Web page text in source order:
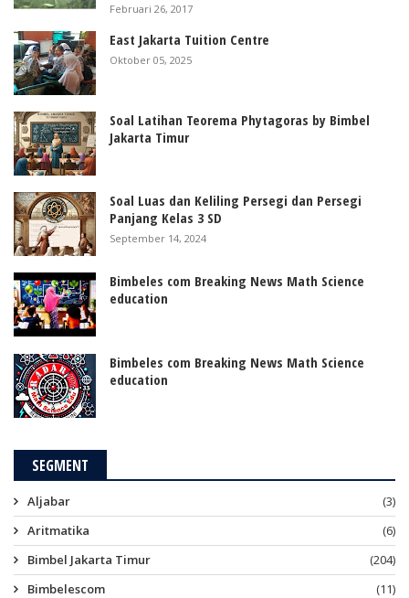
Februari 26, 2017
East Jakarta Tuition Centre
Oktober 05, 2025
Soal Latihan Teorema Phytagoras by Bimbel
Jakarta Timur
Soal Luas dan Keliling Persegi dan Persegi
Panjang Kelas 3 SD
September 14, 2024
Bimbeles com Breaking News Math Science
education
Bimbeles com Breaking News Math Science
education
SEGMENT
Aljabar
(3)
Aritmatika
(6)
Bimbel Jakarta Timur
(204)
Bimbelescom
(11)